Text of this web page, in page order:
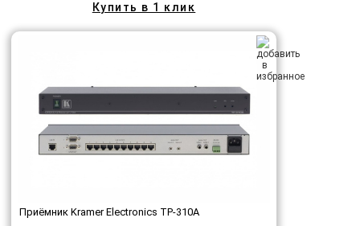
Купить в 1 клик
Приёмник Kramer Electronics TP-310A